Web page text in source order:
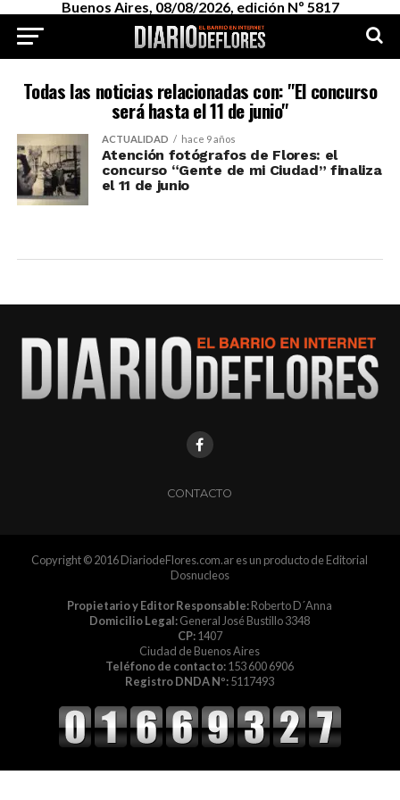
Buenos Aires, 08/08/2026, edición Nº 5817
Todas las noticias relacionadas con: "El concurso
será hasta el 11 de junio"
ACTUALIDAD hace 9 años
Atención fotógrafos de Flores: el
concurso “Gente de mi Ciudad” finaliza
el 11 de junio
CONTACTO
Copyright © 2016 DiariodeFlores.com.ar es un producto de Editorial
Dosnucleos
Propietario y Editor Responsable:Roberto D´Anna
Domicilio Legal:General José Bustillo 3348
CP:1407
Ciudad de Buenos Aires
Teléfono de contacto:153 600 6906
Registro DNDA Nº:5117493